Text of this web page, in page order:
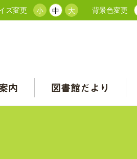
ズ変更 小 中 大 背景色変更
内 図書館だより